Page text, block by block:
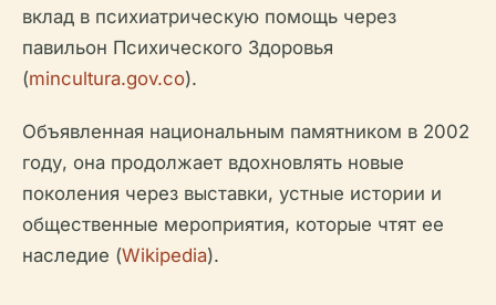
вклад в психиатрическую помощь через
павильон Психического Здоровья
(mincultura.gov.co).
Объявленная национальным памятником в 2002
году, она продолжает вдохновлять новые
поколения через выставки, устные истории и
общественные мероприятия, которые чтят ее
наследие (Wikipedia).